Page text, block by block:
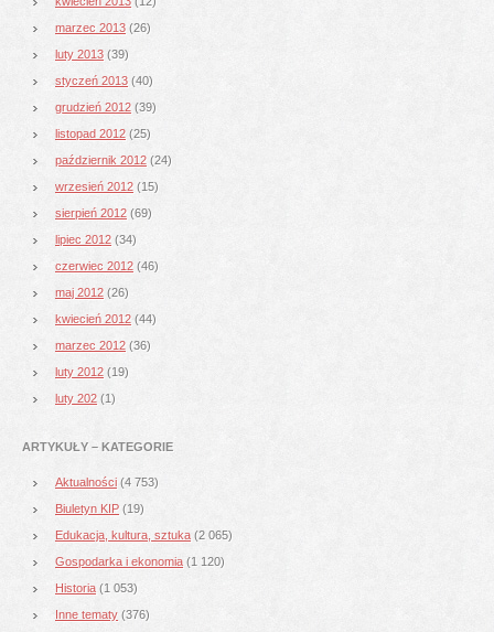
marzec 2013 (26)
luty 2013 (39)
styczeń 2013 (40)
grudzień 2012 (39)
listopad 2012 (25)
październik 2012 (24)
wrzesień 2012 (15)
sierpień 2012 (69)
lipiec 2012 (34)
czerwiec 2012 (46)
maj 2012 (26)
kwiecień 2012 (44)
marzec 2012 (36)
luty 2012 (19)
luty 202 (1)
ARTYKUŁY – KATEGORIE
Aktualności (4 753)
Biuletyn KIP (19)
Edukacja, kultura, sztuka (2 065)
Gospodarka i ekonomia (1 120)
Historia (1 053)
Inne tematy (376)